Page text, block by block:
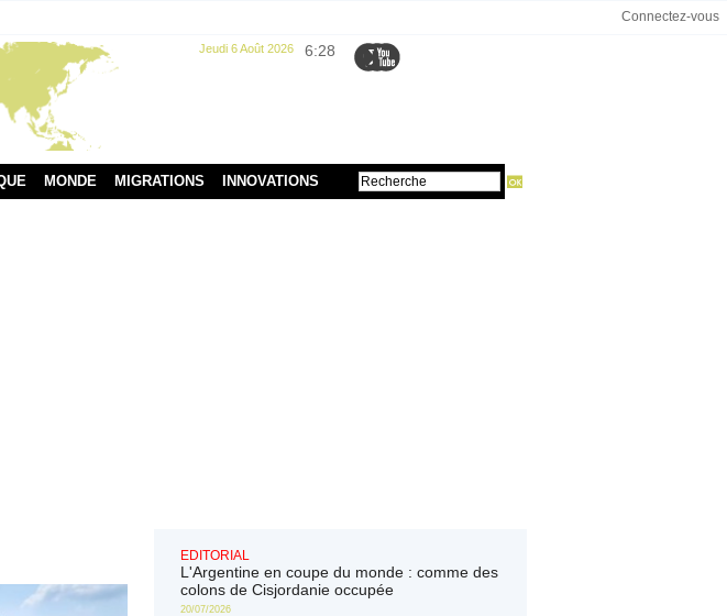
Connectez-vous
Jeudi 6 Août 2026 6:28
MONDE MIGRATIONS INNOVATIONS
EDITORIAL
L'Argentine en coupe du monde : comme des
colons de Cisjordanie occupée
20/07/2026